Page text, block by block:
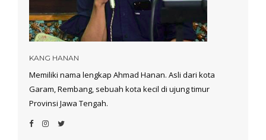
KANG HANAN
Memiliki nama lengkap Ahmad Hanan. Asli dari kota
Garam, Rembang, sebuah kota kecil di ujung timur
Provinsi Jawa Tengah.